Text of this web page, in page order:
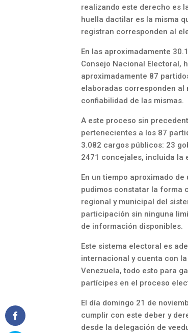
realizando este derecho es
huella dactilar es la misma
registran corresponden al
En las aproximadamente
Consejo Nacional Electoral,
aproximadamente 87
elaboradas corresponden al
confiabilidad de las mismas.
A este proceso sin
pertenecientes a los 87
3.082 cargos públicos: 23
2471 concejales, incluida la
En un tiempo aproximado
pudimos constatar la forma
regional y municipal del
participación sin ninguna
de información disponibles.
Este sistema electoral es
internacional y cuenta con
Venezuela, todo esto para
partícipes en el proceso
El día domingo 21 de
cumplir con este deber y
desde la delegación de